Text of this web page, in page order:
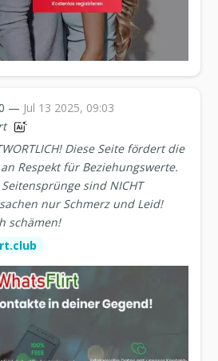
— Jul 13 2025, 09:03
Diese Seite fördert die
Respekt für Beziehungswerte.
sind NICHT
nur Schmerz und Leid!
schämen!